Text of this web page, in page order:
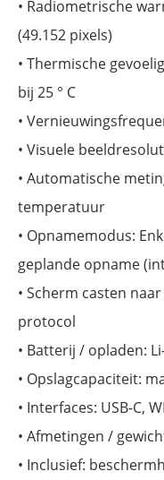
• Radiometrische
(49.152 pixels)
• Thermische
bij 25 ° C
•
• Visuele
• Automatische
temperatuur
• Opnamemodus:
geplande opname
• Scherm casten naar
protocol
• Batterij / opladen:
• Opslagcapaciteit:
• Interfaces: USB-C,
• Afmetingen /
• Inclusief: